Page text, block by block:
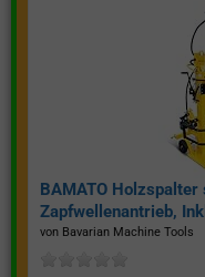
BAMATO
Zapfwellenantrieb,
Spaltkraft 22 Tonnen*
von Bavarian Machine Tools